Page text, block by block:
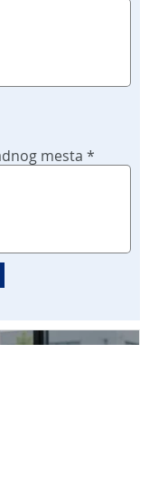
mesta